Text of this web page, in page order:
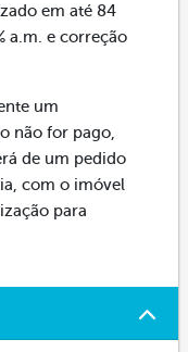
em até 84
a.m. e correção
um
não for pago,
de um pedido
com o imóvel
para